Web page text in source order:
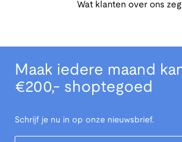
Wat klanten over ons
Maak iedere maand
€200,- shoptegoed
Schrijf je nu in op onze nieuwsbrief.
Your Email